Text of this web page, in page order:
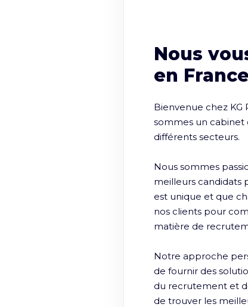
Nous
en
Bienvenue chez
sommes un cabinet
différents secteurs.
Nous sommes
meilleurs candidats
est unique et que
nos clients pour
matière de
Notre approche
de fournir des
du recrutement et
de trouver les